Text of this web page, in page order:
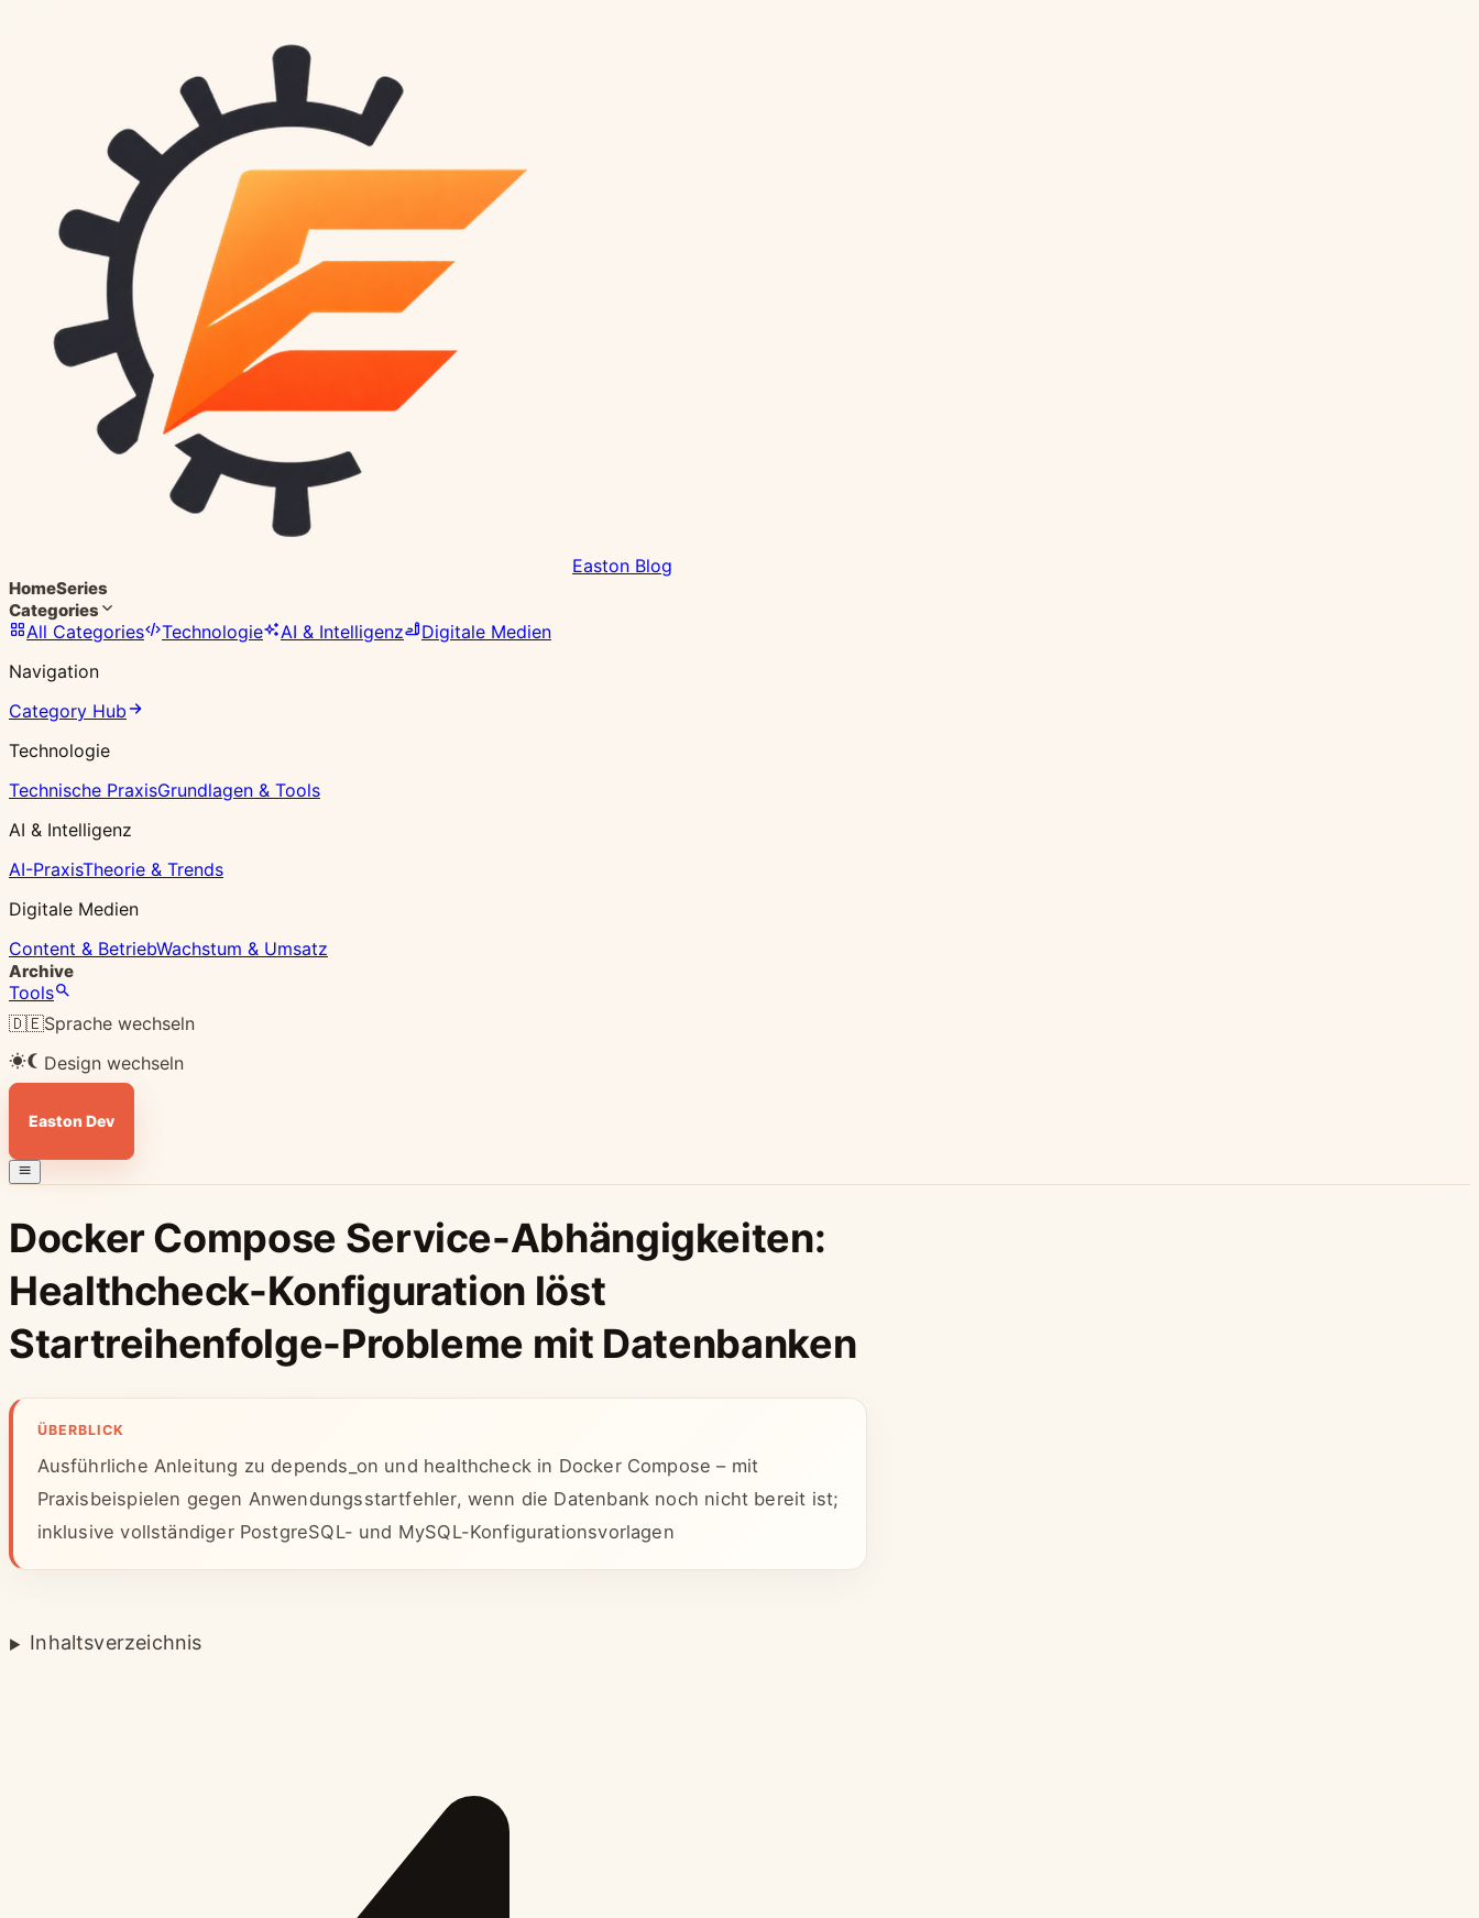
Easton Blog
HomeSeries
Categories
All Categories Technologie AI & Intelligenz
Digitale Medien
Navigation
Category Hub
Technologie
Technische PraxisGrundlagen & Tools
AI & Intelligenz
AI-PraxisTheorie & Trends
Digitale Medien
Content & BetriebWachstum & Umsatz
Archive
Tools
🇩🇪Sprache wechseln
Design wechseln
Easton Dev
Docker Compose Service-Abhängigkeiten:
Healthcheck-Konfiguration löst
Startreihenfolge-Probleme mit Datenbanken
ÜBERBLICK
Ausführliche Anleitung zu depends_on und healthcheck in Docker Compose – mit
Praxisbeispielen gegen Anwendungsstartfehler, wenn die Datenbank noch nicht bereit ist;
inklusive vollständiger PostgreSQL- und MySQL-Konfigurationsvorlagen
Inhaltsverzeichnis